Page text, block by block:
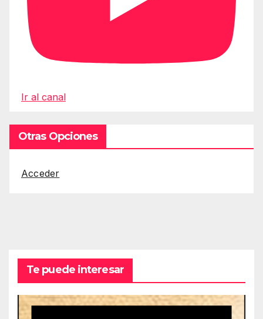
Ir al canal
Otras Opciones
Acceder
Te puede interesar